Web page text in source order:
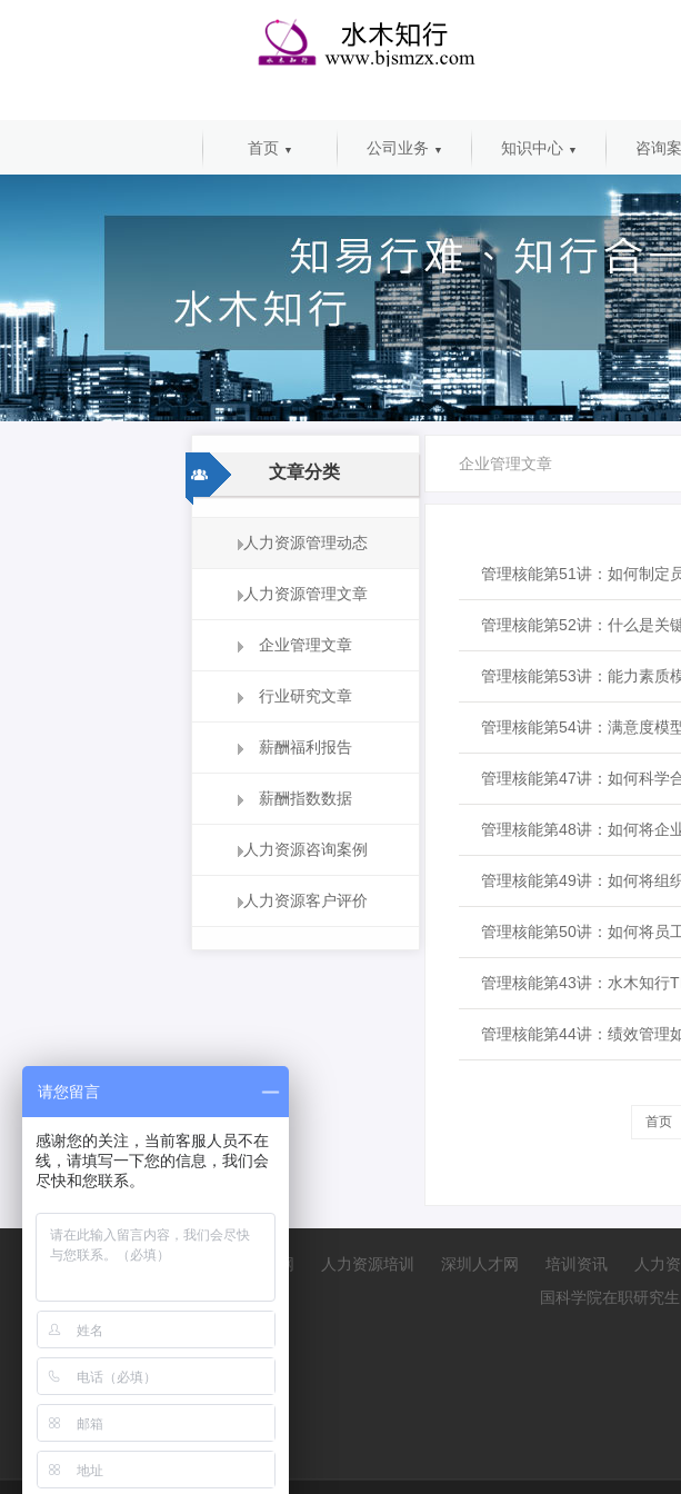
首页 ▼ 公司业务 ▼ 知识中心 ▼ 咨询
文章分类
人力资源管理动态
人力资源管理文章
企业管理文章
行业研究文章
薪酬福利报告
薪酬指数数据
人力资源咨询案例
人力资源客户评价
企业管理文章
管理核能第51讲：如何制定
管理核能第52讲：什么是关
管理核能第53讲：能力素质
管理核能第54讲：满意度模
管理核能第47讲：如何科学
管理核能第48讲：如何将企
管理核能第49讲：如何将组
管理核能第50讲：如何将员
管理核能第43讲：水木知行
管理核能第44讲：绩效管理
首页
中人网 人力资源培训 深圳人才网 培训资讯 人力
国科学院在职研究生
请您留言
感谢您的关注，当前客服人员不在
线，请填写一下您的信息，我们会
尽快和您联系。